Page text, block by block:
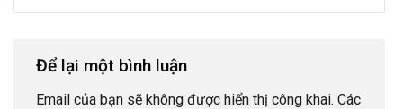
Để lại một bình luận
Email của bạn sẽ không được hiển thị công khai. Các